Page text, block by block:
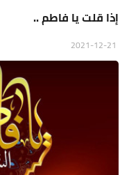
إذا قلت يا فاطم ..